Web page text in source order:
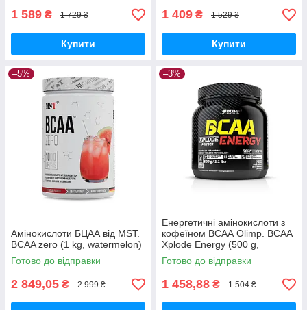
1 589 ₴ 1 729 ₴
Купити
1 409 ₴ 1 529 ₴
Купити
–5%
Амінокислоти БЦАА від MST.
BCAA zero (1 kg, watermelon)
Готово до відправки
2 849,05 ₴ 2 999 ₴
–3%
Енергетичні амінокислоти з
кофеїном ВСАА Olimp. BCAA
Xplode Energy (500 g,
фруктовий пунш). Olimp.
Готово до відправки
1 458,88 ₴ 1 504 ₴